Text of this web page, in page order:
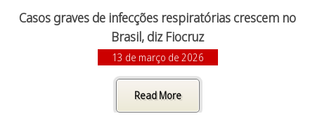
Casos graves de infecções respiratórias crescem no
Brasil, diz Fiocruz
13 de março de 2026
Read More